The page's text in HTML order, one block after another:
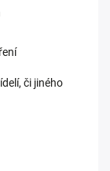
či jiného